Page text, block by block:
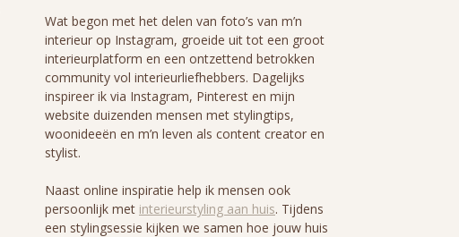
Wat begon met het delen van foto’s van m’n
interieur op Instagram, groeide uit tot een groot
interieurplatform en een ontzettend betrokken
community vol interieurliefhebbers. Dagelijks
inspireer ik via Instagram, Pinterest en mijn
website duizenden mensen met stylingtips,
woonideeën en m’n leven als content creator en
stylist.
Naast online inspiratie help ik mensen ook
persoonlijk met interieurstyling aan huis. Tijdens
een stylingsessie kijken we samen hoe jouw huis